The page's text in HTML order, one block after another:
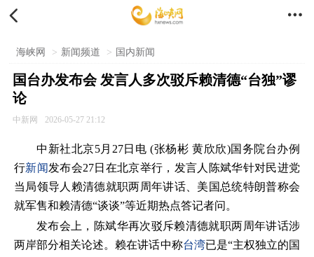
 
海峡网 > 新闻频道 > 国内新闻
国台办发布会 发言人多次驳斥赖清德“台独”谬
论
中新网 2026-05-27 21:12
中新社北京5月27日电 (张杨彬 黄欣欣)国务院台办例
行新闻发布会27日在北京举行，发言人陈斌华针对民进党
当局领导人赖清德就职两周年讲话、美国总统特朗普称会
就军售和赖清德“谈谈”等近期热点答记者问。
发布会上，陈斌华再次驳斥赖清德就职两周年讲话涉
两岸部分相关论述。赖在讲话中称台湾已是“主权独立的国